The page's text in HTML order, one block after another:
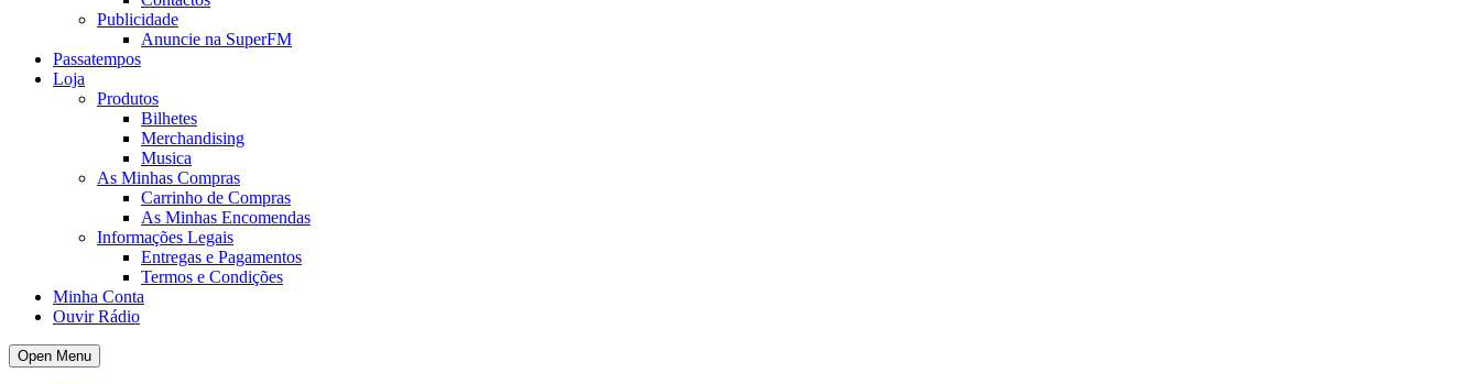
Publicidade
Anuncie na SuperFM
Passatempos
Loja
Produtos
Bilhetes
Merchandising
Musica
As Minhas Compras
Carrinho de Compras
As Minhas Encomendas
Informações Legais
Entregas e Pagamentos
Termos e Condições
Minha Conta
Ouvir Rádio
Open Menu